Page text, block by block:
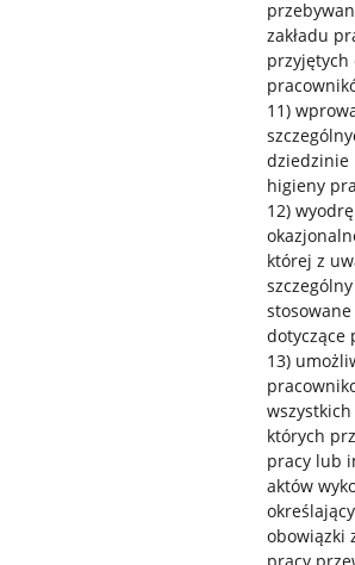
zakładu
przyjętych
11)
dziedzinie
higieny
12)
której z
dotyczące
13)
których
pracy lub
aktów
obowiązki